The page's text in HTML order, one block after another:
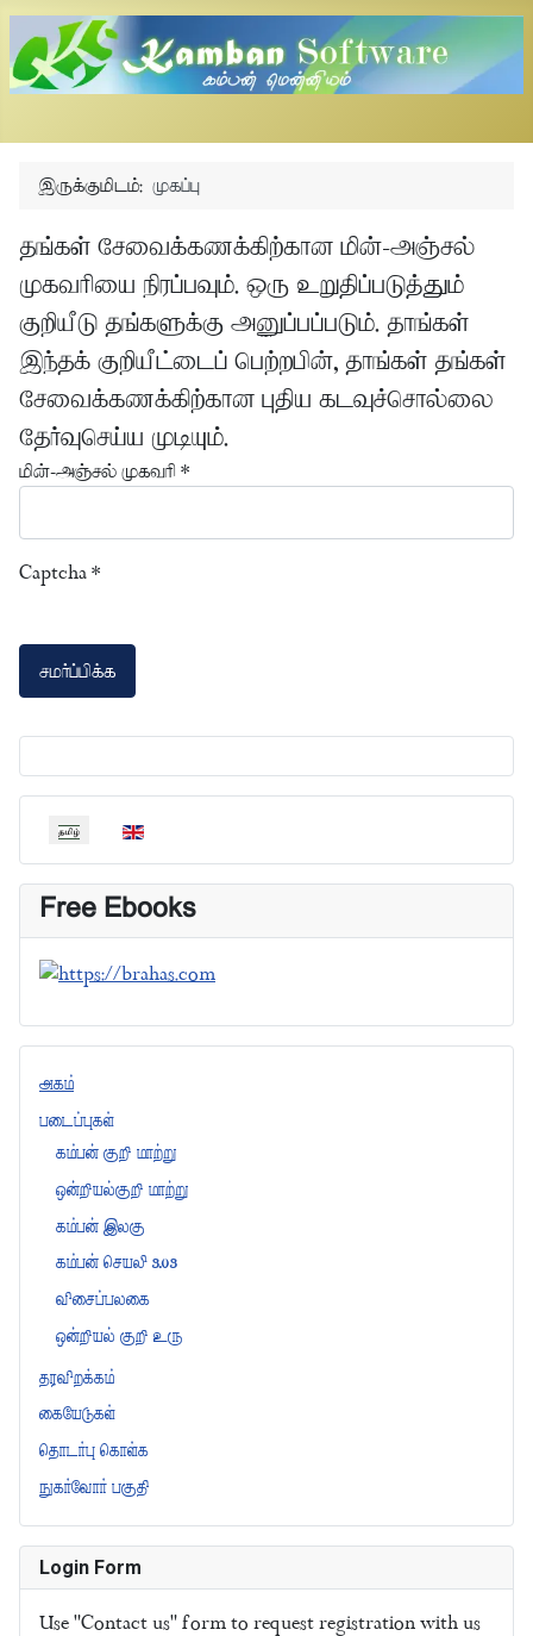
இருக்குமிடம்: முகப்பு
தங்கள் சேவைக்கணக்கிற்கான மின்-அஞ்சல்
முகவரியை நிரப்பவும். ஒரு உறுதிப்படுத்தும்
குறியீடு தங்களுக்கு அனுப்பப்படும். தாங்கள்
இந்தக் குறியீட்டைப் பெற்றபின், தாங்கள் தங்கள்
சேவைக்கணக்கிற்கான புதிய கடவுச்சொல்லை
தேர்வுசெய்ய முடியும்.
மின்-அஞ்சல் முகவரி *
Captcha *
சமர்ப்பிக்க
தங்கள் மொழியைத் தேர்வுசெய்யவும்
Free Ebooks
அகம்
படைப்புகள்
கம்பன் குறி மாற்று
ஒன்றியல்குறி மாற்று
கம்பன் இலகு
கம்பன் செயலி 3.03
விசைப்பலகை
ஒன்றியல் குறி உரு
தரவிறக்கம்
கையேடுகள்
தொடர்பு கொள்க
நுகர்வோர் பகுதி
Login Form
Use "Contact us" form to request registration with us